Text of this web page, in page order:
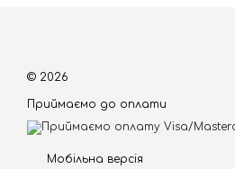
© 2026
Приймаємо до оплати
Мобільна версія